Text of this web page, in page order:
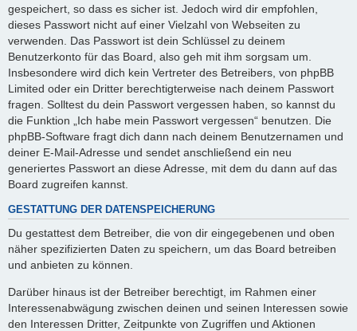
gespeichert, so dass es sicher ist. Jedoch wird dir empfohlen,
dieses Passwort nicht auf einer Vielzahl von Webseiten zu
verwenden. Das Passwort ist dein Schlüssel zu deinem
Benutzerkonto für das Board, also geh mit ihm sorgsam um.
Insbesondere wird dich kein Vertreter des Betreibers, von phpBB
Limited oder ein Dritter berechtigterweise nach deinem Passwort
fragen. Solltest du dein Passwort vergessen haben, so kannst du
die Funktion „Ich habe mein Passwort vergessen“ benutzen. Die
phpBB-Software fragt dich dann nach deinem Benutzernamen und
deiner E-Mail-Adresse und sendet anschließend ein neu
generiertes Passwort an diese Adresse, mit dem du dann auf das
Board zugreifen kannst.
GESTATTUNG DER DATENSPEICHERUNG
Du gestattest dem Betreiber, die von dir eingegebenen und oben
näher spezifizierten Daten zu speichern, um das Board betreiben
und anbieten zu können.
Darüber hinaus ist der Betreiber berechtigt, im Rahmen einer
Interessenabwägung zwischen deinen und seinen Interessen sowie
den Interessen Dritter, Zeitpunkte von Zugriffen und Aktionen